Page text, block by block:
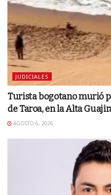
JUDICIALES
Turista bogotano murió
de Taroa, en la Alta
AGOSTO 6, 2026